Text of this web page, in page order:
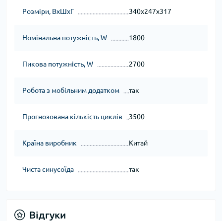
Розміри, ВхШхГ 340х247х317
Номінальна потужність, W 1800
Пикова потужність, W 2700
Робота з мобільним додатком так
Прогнозована кількість циклів 3500
Країна виробник Китай
Чиста синусоїда так
Відгуки